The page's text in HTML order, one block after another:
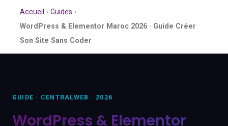
Accueil › Guides ›
WordPress & Elementor Maroc 2026 · Guide Créer
Son Site Sans Coder
GUIDE · CENTRALWEB · 2026
WordPress & Elementor